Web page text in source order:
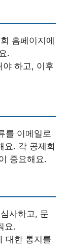
홈페이지에
.
야 하고, 이후
를 이메일로
요. 각 공제회
중요해요.
사하고, 문
요.
대한 통지를